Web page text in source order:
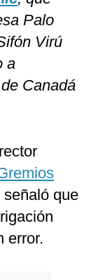
Palo
Virú
a
Canadá
señaló que
error.